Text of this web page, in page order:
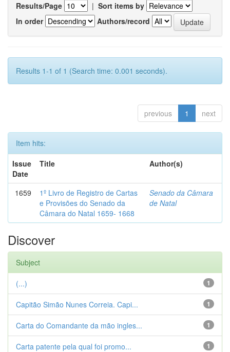
Results/Page | Sort items by
In order
Authors/record
Results 1-1 of 1 (Search time: 0.001 seconds).
previous 1 next
Item hits:
Issue
Date
Title Author(s)
1659
1º Livro de Registro de Cartas
e Provisões do Senado da
Câmara do Natal 1659- 1668
Senado da Câmara
de Natal
Discover
Subject
1
(...)
1
Capitão Simão Nunes Correia. Capi...
1
Carta do Comandante da mão ingles...
1
Carta patente pela qual foi promo...